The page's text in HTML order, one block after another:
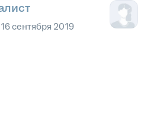
16 сентября 2019